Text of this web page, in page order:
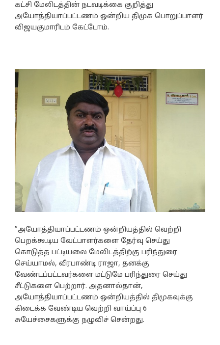
கட்சி மேலிடத்தின் நடவடிக்கை குறித்து
அயோத்தியாப்பட்டணம் ஒன்றிய திமுக பொறுப்பாளர்
விஜயகுமாரிடம் கேட்டோம்.
”அயோத்தியாப்பட்டணம் ஒன்றியத்தில் வெற்றி
பெறக்கூடிய வேட்பாளர்களை தேர்வு செய்து
கொடுத்த பட்டியலை மேலிடத்திற்கு பரிந்துரை
செய்யாமல், வீரபாண்டி ராஜா, தனக்கு
வேண்டப்பட்டவர்களை மட்டுமே பரிந்துரை செய்து
சீட்டுகளை பெற்றார். அதனால்தான்,
அயோத்தியாப்பட்டணம் ஒன்றியத்தில் திமுகவுக்கு
கிடைக்க வேண்டிய வெற்றி வாய்ப்பு 6
சுயேச்சைகளுக்கு நழுவிச் சென்றது.